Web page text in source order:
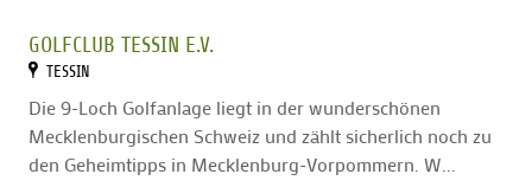
GOLFCLUB TESSIN E.V.
TESSIN
Die 9-Loch Golfanlage liegt in der wunderschönen
Mecklenburgischen Schweiz und zählt sicherlich noch zu
den Geheimtipps in Mecklenburg-Vorpommern. W...